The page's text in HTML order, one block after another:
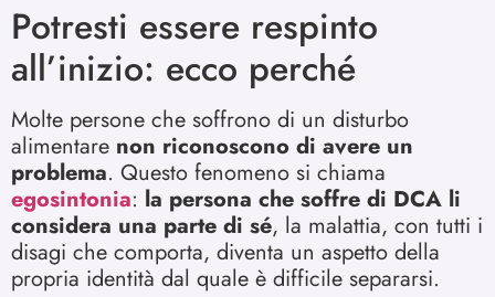
Potresti essere respinto
all’inizio: ecco perché
Molte persone che soffrono di un disturbo
alimentare non riconoscono di avere un
problema. Questo fenomeno si chiama
egosintonia: la persona che soffre di DCA li
considera una parte di sé, la malattia, con tutti i
disagi che comporta, diventa un aspetto della
propria identità dal quale è difficile separarsi.